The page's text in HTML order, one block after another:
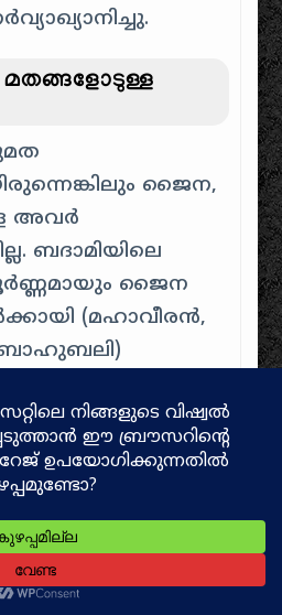
ജൈന,
അവർ
ബദാമിയിലെ
ജൈന
(മഹാവീരൻ,
ബാഹുബലി)
ചാലൂക്യ
ഹുയാൻ
ക്രി.വർഷം 641-
സഭ